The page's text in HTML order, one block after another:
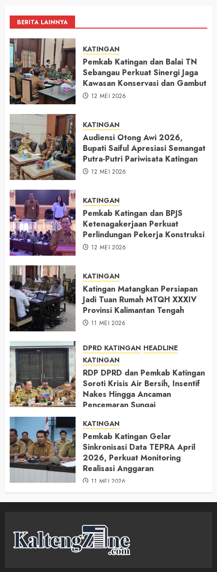
BERITA LAINNYA
KATINGAN
Pemkab Katingan dan Balai TN
Sebangau Perkuat Sinergi Jaga
Kawasan Konservasi dan Gambut
12 MEI 2026
KATINGAN
Audiensi Otong Awi 2026,
Bupati Saiful Apresiasi Semangat
Putra-Putri Pariwisata Katingan
12 MEI 2026
KATINGAN
Pemkab Katingan dan BPJS
Ketenagakerjaan Perkuat
Perlindungan Pekerja Konstruksi
12 MEI 2026
KATINGAN
Katingan Matangkan Persiapan
Jadi Tuan Rumah MTQH XXXIV
Provinsi Kalimantan Tengah
11 MEI 2026
DPRD KATINGAN HEADLINE
KATINGAN
RDP DPRD dan Pemkab Katingan
Soroti Krisis Air Bersih, Insentif
Nakes Hingga Ancaman
Pencemaran Sungai
KATINGAN
Pemkab Katingan Gelar
Sinkronisasi Data TEPRA April
2026, Perkuat Monitoring
Realisasi Anggaran
11 MEI 2026